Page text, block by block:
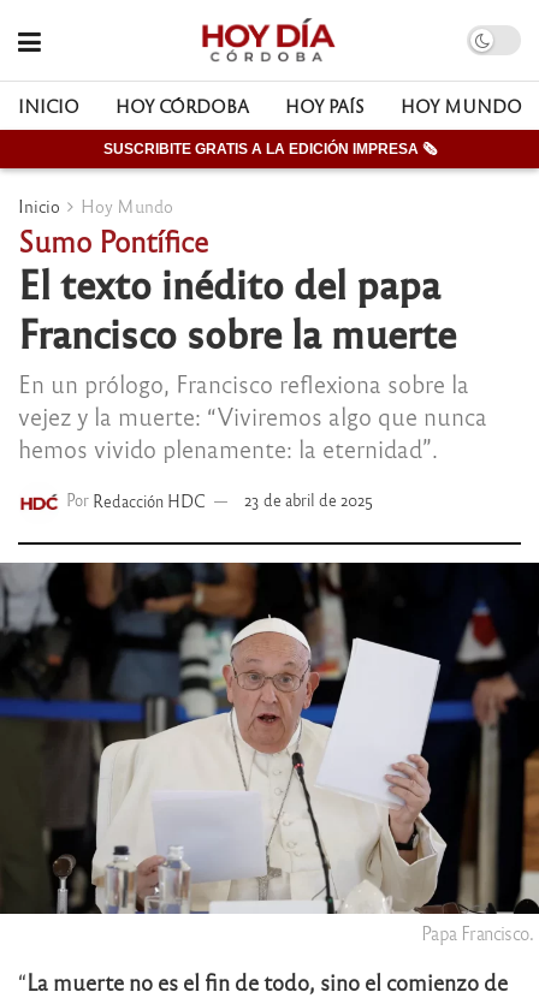
INICIO HOY CÓRDOBA HOY PAÍS HOY MUNDO
SUSCRIBITE GRATIS A LA EDICIÓN IMPRESA 🗞
Inicio Hoy Mundo
Sumo Pontífice
El texto inédito del papa
Francisco sobre la muerte
En un prólogo, Francisco reflexiona sobre la
vejez y la muerte: “Viviremos algo que nunca
hemos vivido plenamente: la eternidad”.
Por Redacción HDC 23 de abril de 2025
Papa Francisco.
“La muerte no es el fin de todo, sino el comienzo de